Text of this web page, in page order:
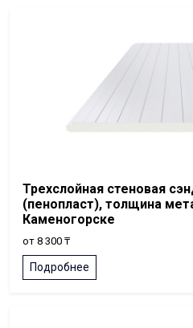
Трехслойная стеновая
(пенопласт), толщина
Каменогорске
от 8 300 ₸
Подробнее